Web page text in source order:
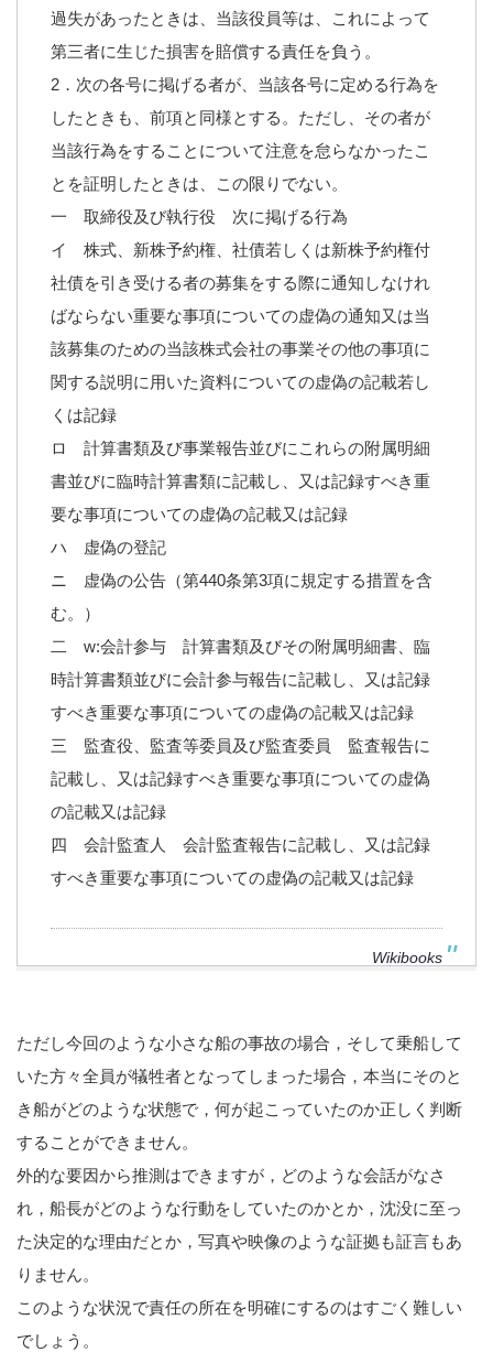
過失があったときは、当該役員等は、これによって
第三者に生じた損害を賠償する責任を負う。
2．次の各号に掲げる者が、当該各号に定める行為を
したときも、前項と同様とする。ただし、その者が
当該行為をすることについて注意を怠らなかったこ
とを証明したときは、この限りでない。
一 取締役及び執行役 次に掲げる行為
イ 株式、新株予約権、社債若しくは新株予約権付
社債を引き受ける者の募集をする際に通知しなけれ
ばならない重要な事項についての虚偽の通知又は当
該募集のための当該株式会社の事業その他の事項に
関する説明に用いた資料についての虚偽の記載若し
くは記録
ロ 計算書類及び事業報告並びにこれらの附属明細
書並びに臨時計算書類に記載し、又は記録すべき重
要な事項についての虚偽の記載又は記録
ハ 虚偽の登記
ニ 虚偽の公告（第440条第3項に規定する措置を含
む。）
二 w:会計参与 計算書類及びその附属明細書、臨
時計算書類並びに会計参与報告に記載し、又は記録
すべき重要な事項についての虚偽の記載又は記録
三 監査役、監査等委員及び監査委員 監査報告に
記載し、又は記録すべき重要な事項についての虚偽
の記載又は記録
四 会計監査人 会計監査報告に記載し、又は記録
すべき重要な事項についての虚偽の記載又は記録
Wikibooks
ただし今回のような小さな船の事故の場合，そして乗船して
いた方々全員が犠牲者となってしまった場合，本当にそのと
き船がどのような状態で，何が起こっていたのか正しく判断
することができません。
外的な要因から推測はできますが，どのような会話がなさ
れ，船長がどのような行動をしていたのかとか，沈没に至っ
た決定的な理由だとか，写真や映像のような証拠も証言もあ
りません。
このような状況で責任の所在を明確にするのはすごく難しい
でしょう。